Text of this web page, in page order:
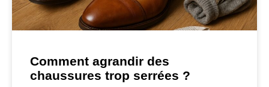
Comment agrandir des
chaussures trop serrées ?